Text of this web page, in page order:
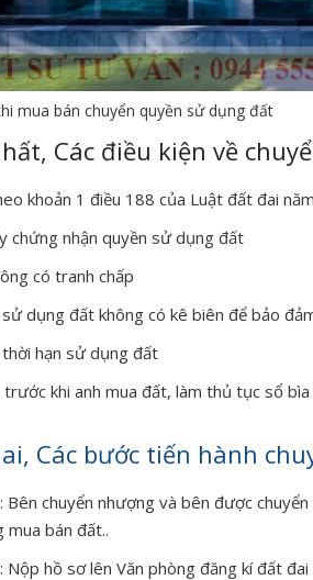
mua bán chuyển quyền sử dụng đất
Các điều kiện về
khoản 1 điều 188 của Luật đất đai
chứng nhận quyền sử dụng đất
có tranh chấp
dụng đất không có kê biên để bảo
hạn sử dụng đất
khi anh mua đất, làm thủ tục sổ
Các bước tiến hành
Bên chuyển nhượng và bên được
mua bán đất..
Nộp hồ sơ lên Văn phòng đăng kí đất